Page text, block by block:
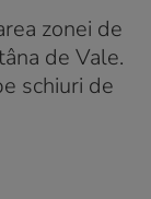
zonei de
de Vale.
schiuri de